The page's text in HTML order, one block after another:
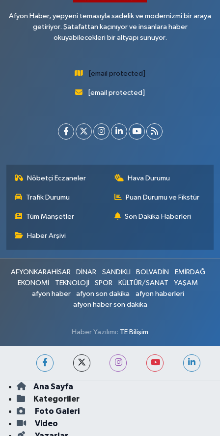
Afyon Haber, yepyeni temasıyla sadelik ve modernizmi bir araya
getiriyor. Şatafattan kaçınıyor ve insanlara haber
okuyabilecekleri bir altyapı sunuyor.
[email protected]
[email protected]
Nöbetçi Eczaneler Hava Durumu
Trafik Durumu Puan Durumu ve Fikstür
Tüm Manşetler Son Dakika Haberleri
Haber Arşivi
AFYONKARAHİSAR DİNAR SANDIKLI BOLVADİN
EMİRDAĞ
EKONOMİ
TEKNOLOJİ SPOR KÜLTÜR/SANAT
YAŞAM
afyon haber
afyon son dakika
afyon haberleri
afyon haber son dakika
Haber Yazılımı: TE Bilişim
Ana Sayfa
Kategoriler
Foto Galeri
Video